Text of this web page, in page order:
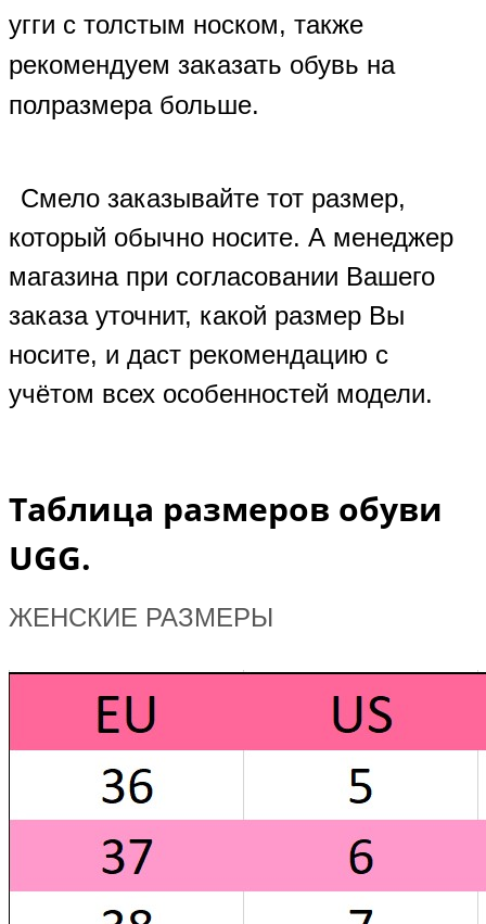
угги с толстым носком, также
рекомендуем заказать обувь на
полразмера больше.
Смело заказывайте тот размер,
который обычно носите. А менеджер
магазина при согласовании Вашего
заказа уточнит, какой размер Вы
носите, и даст рекомендацию с
учётом всех особенностей модели.
Таблица размеров обуви
UGG.
ЖЕНСКИЕ РАЗМЕРЫ